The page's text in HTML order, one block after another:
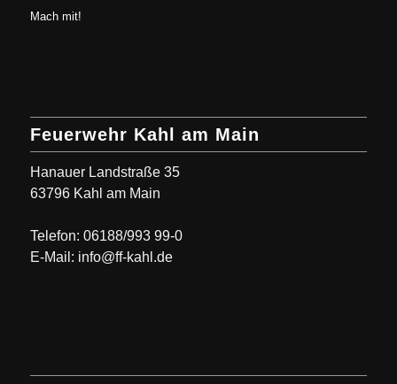
Mach mit!
Feuerwehr Kahl am Main
Hanauer Landstraße 35
63796 Kahl am Main
Telefon: 06188/993 99-0
E-Mail: info@ff-kahl.de